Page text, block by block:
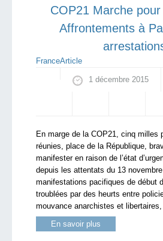
COP21 Marche
Affrontements à
FranceArticle
1 décembre 2015
En marge de la COP21, cinq milles
réunies, place de la République,
manifester en raison de l’état
depuis les attentats du 13
manifestations pacifiques de début
troublées par des heurts entre
mouvance anarchistes et
En savoir plus